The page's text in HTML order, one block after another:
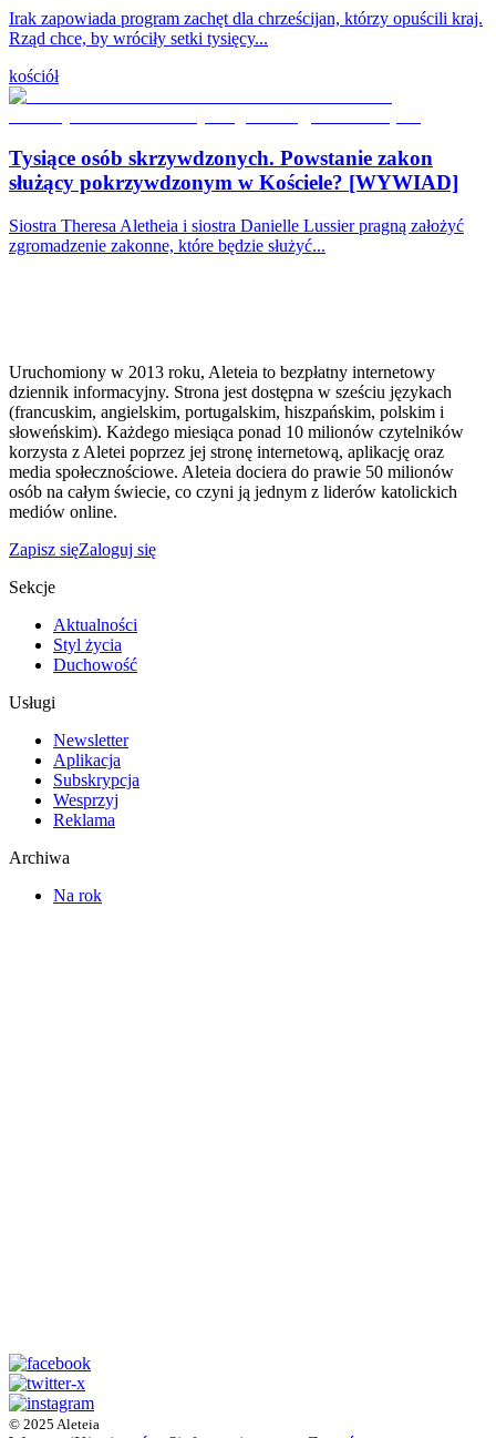
Irak zapowiada program zachęt dla chrześcijan, którzy opuścili kraj.
Rząd chce, by wróciły setki tysięcy...
kościół
Tysiące osób skrzywdzonych. Powstanie zakon
służący pokrzywdzonym w Kościele? [WYWIAD]
Siostra Theresa Aletheia i siostra Danielle Lussier pragną założyć
zgromadzenie zakonne, które będzie służyć...
Uruchomiony w 2013 roku, Aleteia to bezpłatny internetowy
dziennik informacyjny. Strona jest dostępna w sześciu językach
(francuskim, angielskim, portugalskim, hiszpańskim, polskim i
słoweńskim). Każdego miesiąca ponad 10 milionów czytelników
korzysta z Aletei poprzez jej stronę internetową, aplikację oraz
media społecznościowe. Aleteia dociera do prawie 50 milionów
osób na całym świecie, co czyni ją jednym z liderów katolickich
mediów online.
Zapisz sięZaloguj się
Sekcje
Aktualności
Styl życia
Duchowość
Usługi
Newsletter
Aplikacja
Subskrypcja
Wesprzyj
Reklama
Archiwa
Na rok
© 2025 Aleteia